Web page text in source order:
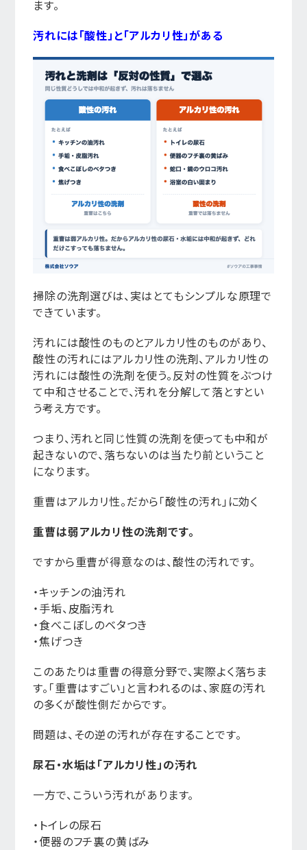
ます。
汚れには「酸性」と「アルカリ性」がある
掃除の洗剤選びは、実はとてもシンプルな原理で
できています。
汚れには酸性のものとアルカリ性のものがあり、
酸性の汚れにはアルカリ性の洗剤、アルカリ性の
汚れには酸性の洗剤を使う。反対の性質をぶつけ
て中和させることで、汚れを分解して落とすとい
う考え方です。
つまり、汚れと同じ性質の洗剤を使っても中和が
起きないので、落ちないのは当たり前ということ
になります。
重曹はアルカリ性。だから「酸性の汚れ」に効く
重曹は弱アルカリ性の洗剤です。
ですから重曹が得意なのは、酸性の汚れです。
・キッチンの油汚れ
・手垢、皮脂汚れ
・食べこぼしのベタつき
・焦げつき
このあたりは重曹の得意分野で、実際よく落ちま
す。「重曹はすごい」と言われるのは、家庭の汚れ
の多くが酸性側だからです。
問題は、その逆の汚れが存在することです。
尿石・水垢は「アルカリ性」の汚れ
一方で、こういう汚れがあります。
・トイレの尿石
・便器のフチ裏の黄ばみ